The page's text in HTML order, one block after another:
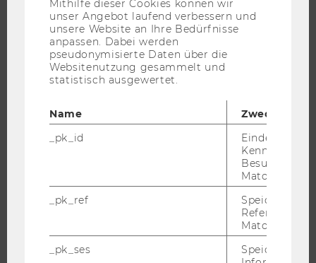
WU FOUNDATION
JOBPORTAL
JOBS MIT WU-STUDIUM
Mithilfe dieser Cookies können wir
unser Angebot laufend verbessern und
unsere Website an Ihre Bedürfnisse
anpassen. Dabei werden
pseudonymisierte Daten über die
Websitenutzung gesammelt und
statistisch ausgewertet.
Name
Zweck
_pk_id
Eindeutige
Besuchers
Matomo.
_pk_ref
Speicherung
Referrers
Matomo.
_pk_ses
Speicherung